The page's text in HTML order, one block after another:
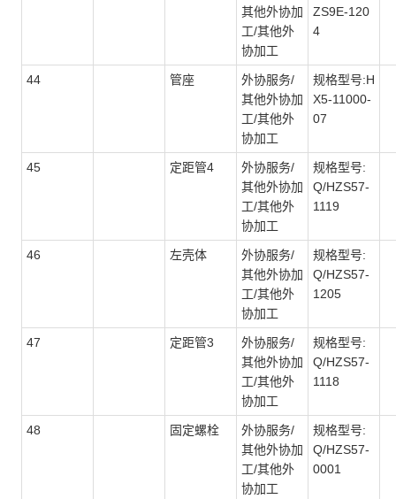
其他外协加
工/其他外
协加工
ZS9E-120
4
44 管座
外协服务/
其他外协加
工/其他外
协加工
规格型号:H
X5-11000-
07
45 定距管4
外协服务/
其他外协加
工/其他外
协加工
规格型号:
Q/HZS57-
1119
46 左壳体
外协服务/
其他外协加
工/其他外
协加工
规格型号:
Q/HZS57-
1205
47 定距管3
外协服务/
其他外协加
工/其他外
协加工
规格型号:
Q/HZS57-
1118
48 固定螺栓
外协服务/
其他外协加
工/其他外
协加工
规格型号:
Q/HZS57-
0001